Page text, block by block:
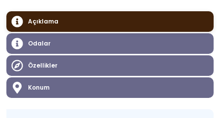
Açıklama
Odalar
Özellikler
Konum